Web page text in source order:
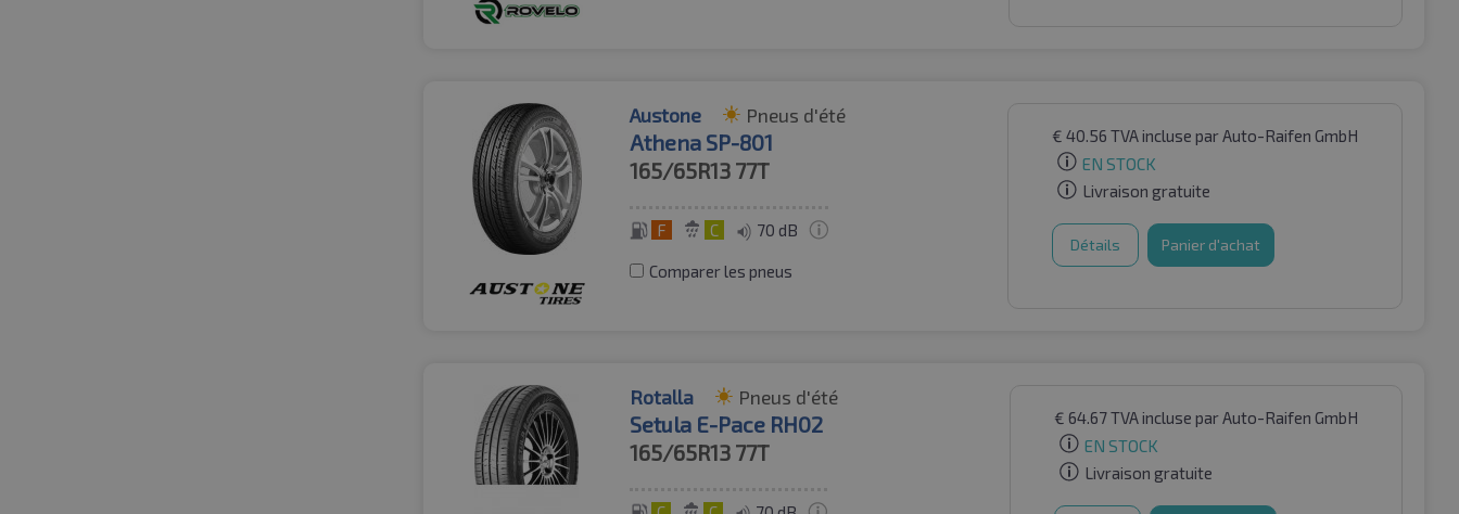
Austone Pneus d'été
Athena SP-801
165/65R13 77T
F C 70 dB
Comparer les pneus
€ 40.56 TVA incluse par Auto-Raifen GmbH
EN STOCK
Livraison gratuite
Détails Panier d'achat
Rotalla Pneus d'été
Setula E-Pace RH02
165/65R13 77T
€ 64.67TVA incluse par Auto-Raifen GmbH
EN STOCK
Livraison gratuite